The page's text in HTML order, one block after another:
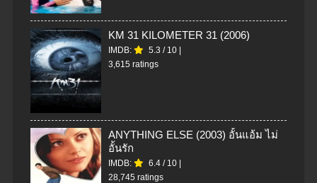
KM 31 KILOMETER 31 (2006)
IMDB: 5.3 / 10
3,615 ratings
ANYTHING ELSE (2003) อั้นแอ้ม ไม่
อั้นรัก
IMDB: 6.4 / 10
28,745 ratings